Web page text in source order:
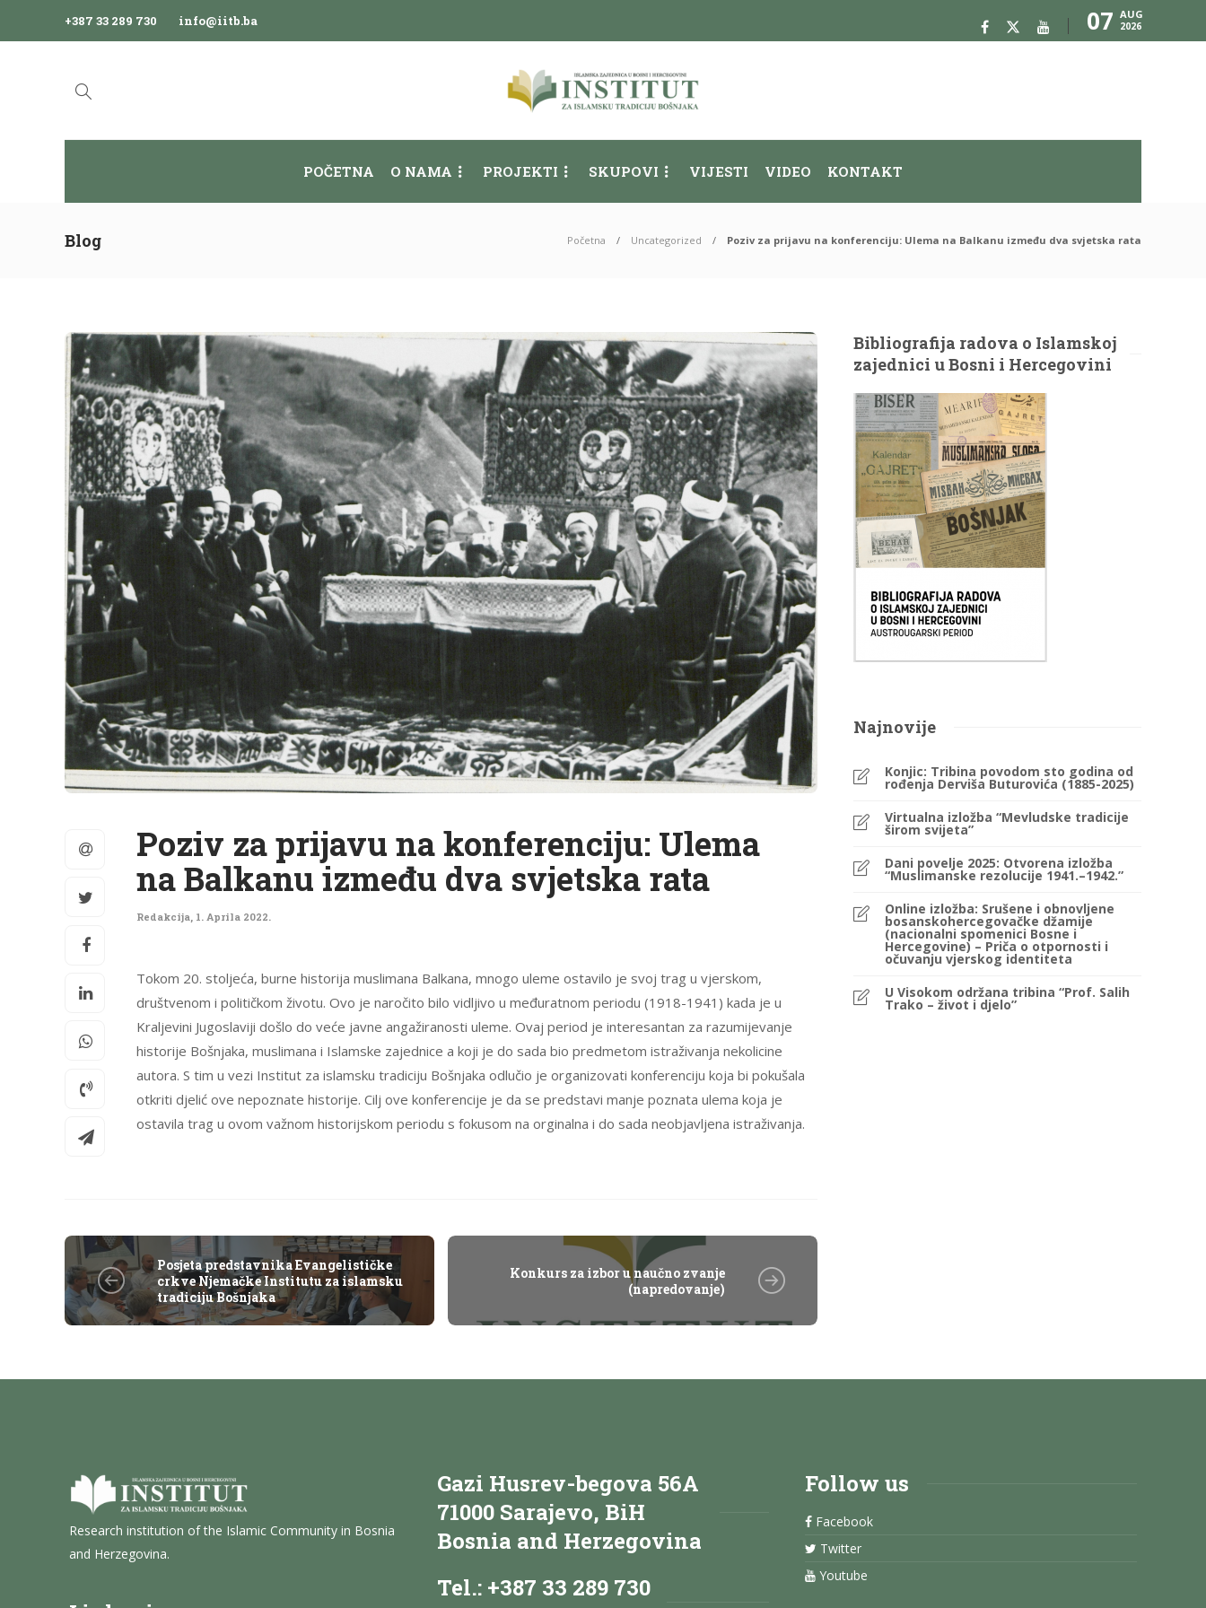
+387 33 289 730 info@iitb.ba 07 AUG
2026
POČETNA O NAMA PROJEKTI SKUPOVI VIJESTI VIDEO KONTAKT
Blog Početna Uncategorized Poziv za prijavu na konferenciju: Ulema na Balkanu između dva svjetska rata
Poziv za prijavu na konferenciju: Ulema
na Balkanu između dva svjetska rata
Redakcija 1. Aprila 2022.
Tokom 20. stoljeća, burne historija muslimana Balkana, mnogo uleme ostavilo je svoj trag u vjerskom,
društvenom i političkom životu. Ovo je naročito bilo vidljivo u međuratnom periodu (1918-1941) kada je u
Kraljevini Jugoslaviji došlo do veće javne angažiranosti uleme. Ovaj period je interesantan za razumijevanje
historije Bošnjaka, muslimana i Islamske zajednice a koji je do sada bio predmetom istraživanja nekolicine
autora. S tim u vezi Institut za islamsku tradiciju Bošnjaka odlučio je organizovati konferenciju koja bi pokušala
otkriti djelić ove nepoznate historije. Cilj ove konferencije je da se predstavi manje poznata ulema koja je
ostavila trag u ovom važnom historijskom periodu s fokusom na orginalna i do sada neobjavljena istraživanja.
Posjeta predstavnika Evangelističke
crkve Njemačke Institutu za islamsku
tradiciju Bošnjaka
Konkurs za izbor u naučno zvanje
(napredovanje)
Bibliografija radova o Islamskoj
zajednici u Bosni i Hercegovini
Najnovije
Konjic: Tribina povodom sto godina od
rođenja Derviša Buturovića (1885-2025)
Virtualna izložba “Mevludske tradicije
širom svijeta”
Dani povelje 2025: Otvorena izložba
“Muslimanske rezolucije 1941.–1942.”
Online izložba: Srušene i obnovljene
bosanskohercegovačke džamije
(nacionalni spomenici Bosne i
Hercegovine) – Priča o otpornosti i
očuvanju vjerskog identiteta
U Visokom održana tribina “Prof. Salih
Trako – život i djelo”
Research institution of the Islamic Community in Bosnia
and Herzegovina.
Gazi Husrev-begova 56A
71000 Sarajevo, BiH
Bosnia and Herzegovina
Tel.: +387 33 289 730
Follow us
Facebook
Twitter
Youtube